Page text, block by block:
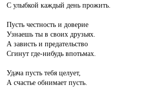
С улыбкой каждый день прожить.
Пусть честность и доверие
Узнаешь ты в своих друзьях.
А зависть и предательство
Сгинут где-нибудь впотьмах.
Удача пусть тебя целует,
А счастье обнимает пусть.